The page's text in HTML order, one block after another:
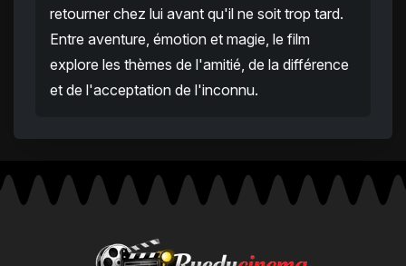
retourner chez lui avant qu'il ne soit trop tard.
Entre aventure, émotion et magie, le film
explore les thèmes de l'amitié, de la différence
et de l'acceptation de l'inconnu.